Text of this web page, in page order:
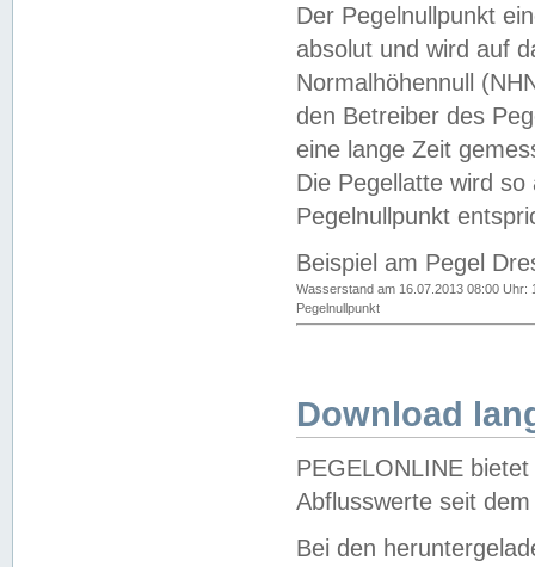
Der Pegelnullpunkt
absolut und wird auf
Normalhöhennull
den Betreiber des
eine lange Zeit
Die Pegellatte wird
Pegelnullpunkt
Beispiel am Pegel
Wasserstand am 16.07.2013 08:00 Uhr:
Pegelnullpunkt
Download
PEGELONLINE
Abflusswerte seit
Bei den